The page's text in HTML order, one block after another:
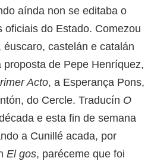
aínda non se editaba o
oficiais do Estado. Comezou
castelán e catalán
de Pepe Henríquez,
Acto, a Esperança Pons,
do Cercle. Traducín O
e esta fin de semana
a Cunillé acada, por
El gos, paréceme que foi